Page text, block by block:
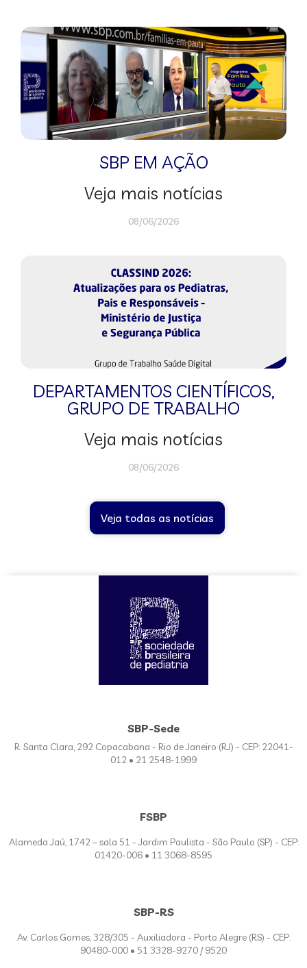
SBP EM AÇÃO
Veja mais notícias
08/06/2026
DEPARTAMENTOS CIENTÍFICOS,
GRUPO DE TRABALHO
Veja mais notícias
08/06/2026
Veja todas as notícias
SBP-Sede
R. Santa Clara, 292 Copacabana - Rio de Janeiro (RJ) - CEP: 22041-
012 • 21 2548-1999
FSBP
Alameda Jaú, 1742 – sala 51 - Jardim Paulista - São Paulo (SP) - CEP:
01420-006 • 11 3068-8595
SBP-RS
Av. Carlos Gomes, 328/305 - Auxiliadora - Porto Alegre (RS) - CEP:
90480-000 • 51 3328-9270 / 9520